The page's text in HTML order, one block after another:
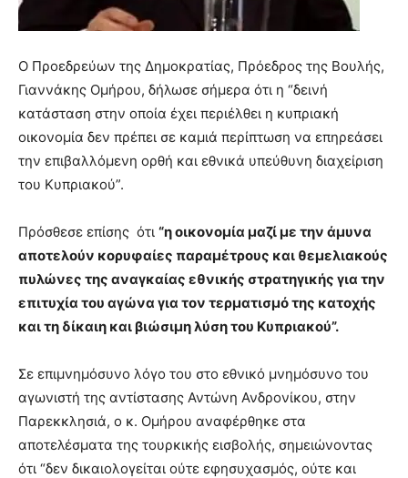
Ο Προεδρεύων της Δημοκρατίας, Πρόεδρος της Βουλής,
Γιαννάκης Ομήρου, δήλωσε σήμερα ότι η “δεινή
κατάσταση στην οποία έχει περιέλθει η κυπριακή
οικονομία δεν πρέπει σε καμιά περίπτωση να επηρεάσει
την επιβαλλόμενη ορθή και εθνικά υπεύθυνη διαχείριση
του Κυπριακού”.
Πρόσθεσε επίσης ότι “η οικονομία μαζί με την άμυνα
αποτελούν κορυφαίες παραμέτρους και θεμελιακούς
πυλώνες της αναγκαίας εθνικής στρατηγικής για την
επιτυχία του αγώνα για τον τερματισμό της κατοχής
και τη δίκαιη και βιώσιμη λύση του Κυπριακού”.
Σε επιμνημόσυνο λόγο του στο εθνικό μνημόσυνο του
αγωνιστή της αντίστασης Αντώνη Ανδρονίκου, στην
Παρεκκλησιά, ο κ. Ομήρου αναφέρθηκε στα
αποτελέσματα της τουρκικής εισβολής, σημειώνοντας
ότι “δεν δικαιολογείται ούτε εφησυχασμός, ούτε και